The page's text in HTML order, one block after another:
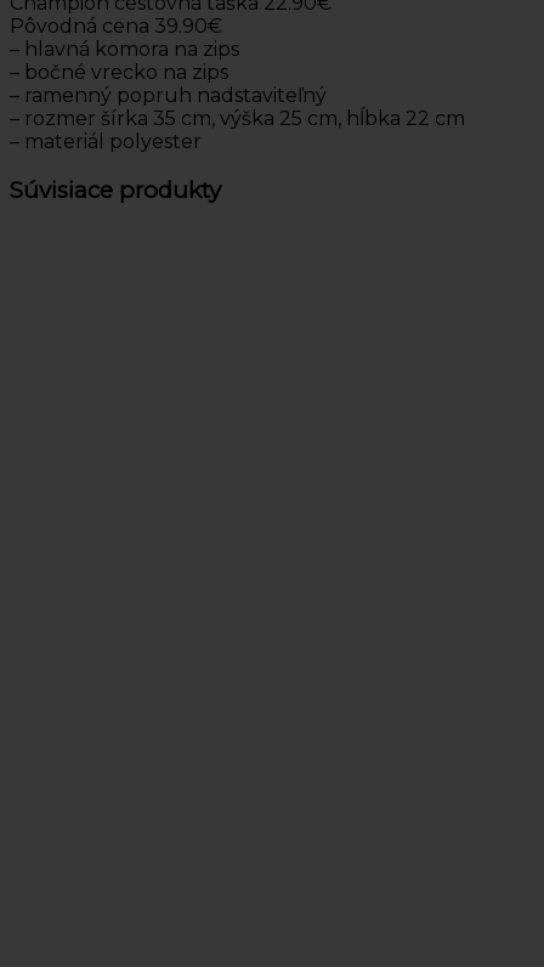
Pôvodná cena 39.90€
– hlavná komora na zips
– bočné vrecko na zips
– ramenný popruh nadstaviteľný
– rozmer šírka 35 cm, výška 25 cm, hĺbka 22 cm
– materiál polyester
Súvisiace produkty